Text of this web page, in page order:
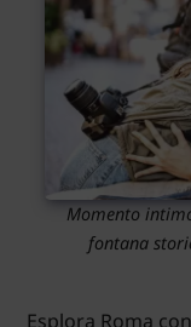
Momento
fontana
Esplora Roma